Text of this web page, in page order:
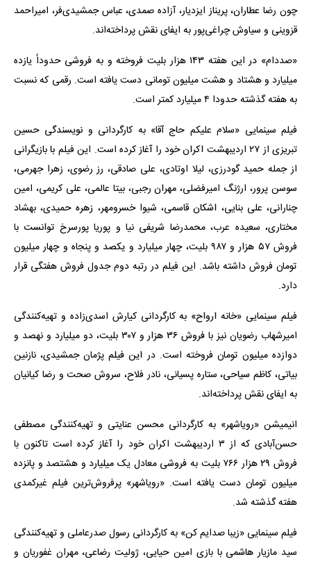
چون رضا عطاران، پریناز ایزدیار، آزاده صمدی، عباس جمشیدی‌فر، امیراحمد
قزوینی و سیاوش چراغی‌پور به ایفای نقش پرداخته‌اند.
«صددام» در این هفته ۱۴۳ هزار بلیت فروخته و به فروشی حدوداً یازده
میلیارد و هشتاد و هشت میلیون تومانی دست یافته است. رقمی که نسبت
به هفته گذشته حدودا ۴ میلیارد کمتر است.
فیلم سینمایی «سلام علیکم حاج آقا» به کارگردانی و نویسندگی حسین
تبریزی از ۲۷ اردیبهشت اکران خود را آغاز کرده است. این فیلم با بازیگرانی
از جمله حمید گودرزی، لیلا اوتادی، علی صادقی، رز رضوی، زهرا جهرمی،
سوسن پرور، ارژنگ امیرفضلی، مهران رجبی، بیتا عالمی، علی کریمی، امین
چنارانی، علی بنایی، اشکان قاسمی، شیوا خسرومهر، زهره حمیدی، بهشاد
مختاری، سعیده عرب، محمدرضا شریفی نیا و پوریا پورسرخ توانست با
فروش ۵۷ هزار و ۹۸۷ بلیت، چهار میلیارد و یکصد و پنجاه و چهار میلیون
تومان فروش داشته باشد. این فیلم در رتبه دوم جدول فروش هفتگی قرار
دارد.
فیلم سینمایی «خانه ارواح» به کارگردانی کیارش اسدی‌زاده و تهیه‌کنندگی
امیرشهاب رضویان نیز با فروش ۳۶ هزار و ۳۰۷ بلیت، دو میلیارد و نهصد و
دوازده میلیون تومان فروخته است. در این فیلم پژمان جمشیدی، نازنین
بیاتی، کاظم سیاحی، ستاره پسیانی، نادر فلاح، سروش صحت و رضا کیانیان
به ایفای نقش پرداخته‌اند.
انیمیشن «رویاشهر» به کارگردانی محسن عنایتی و تهیه‌کنندگی مصطفی
حسن‌آبادی که از ۳ اردیبهشت اکران خود را آغاز کرده است تاکنون با
فروش ۲۹ هزار ۷۶۶ بلیت به فروشی معادل یک میلیارد و هشتصد و پانزده
میلیون تومان دست یافته است. «رویاشهر» پرفروش‌ترین فیلم غیرکمدی
هفته گذشته شد.
فیلم سینمایی «زیبا صدایم کن» به کارگردانی رسول صدرعاملی و تهیه‌کنندگی
سید مازیار هاشمی با بازی امین حیایی، ژولیت رضاعی، مهران غفوریان و